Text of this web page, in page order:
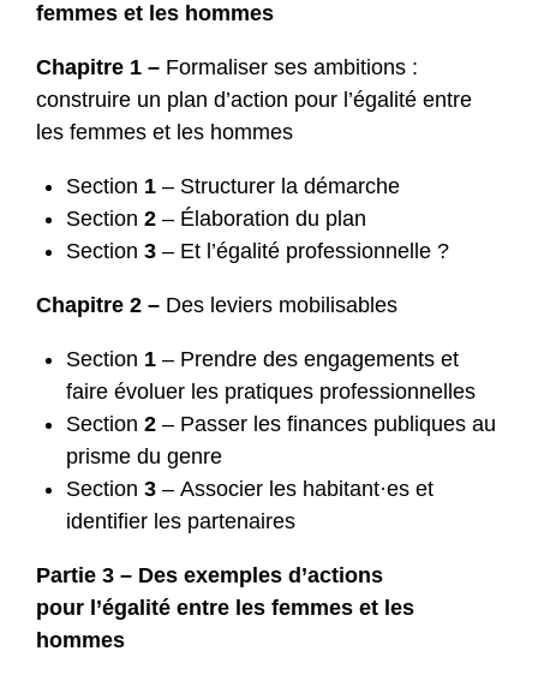
femmes et les hommes
Chapitre 1 – Formaliser ses ambitions :
construire un plan d’action pour l’égalité entre
les femmes et les hommes
Section 1 – Structurer la démarche
Section 2 – Élaboration du plan
Section 3 – Et l’égalité professionnelle ?
Chapitre 2 – Des leviers mobilisables
Section 1 – Prendre des engagements et
faire évoluer les pratiques professionnelles
Section 2 – Passer les finances publiques au
prisme du genre
Section 3 – Associer les habitant·es et
identifier les partenaires
Partie 3 – Des exemples d’actions
pour l’égalité entre les femmes et les
hommes